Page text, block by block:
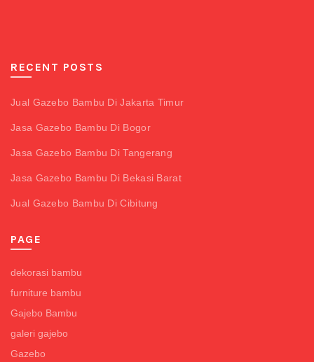
RECENT POSTS
Jual Gazebo Bambu Di Jakarta Timur
Jasa Gazebo Bambu Di Bogor
Jasa Gazebo Bambu Di Tangerang
Jasa Gazebo Bambu Di Bekasi Barat
Jual Gazebo Bambu Di Cibitung
PAGE
dekorasi bambu
furniture bambu
Gajebo Bambu
galeri gajebo
Gazebo